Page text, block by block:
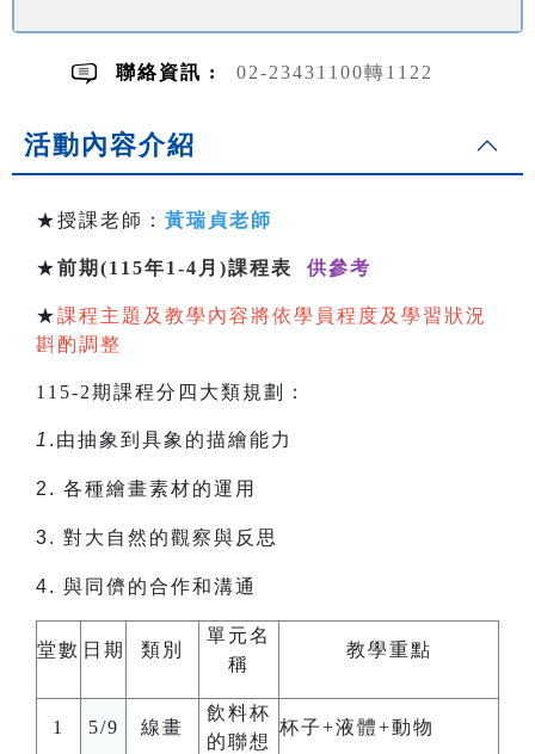
聯絡資訊 : 02-23431100轉1122
活動內容介紹
★授課老師： 黃瑞貞老師
★前期(115年1-4月)課程表 供參考
★課程主題及教學內容將依學員程度及學習狀況
斟酌調整
115-2期課程分四大類規劃：
1 .由抽象到具象的描繪能力
2. 各種繪畫素材的運用
3. 對大自然的觀察與反思
4. 與同儕的合作和溝通
堂數 日期 類別
單元名
稱
教學重點
1 5/9 線畫
飲料杯
的聯想
杯子+液體+動物